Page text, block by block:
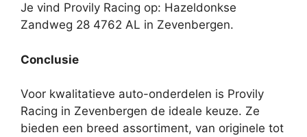
Je vind Provily Racing op: Hazeldonkse
Zandweg 28 4762 AL in Zevenbergen.
Conclusie
Voor kwalitatieve auto-onderdelen is Provily
Racing in Zevenbergen de ideale keuze. Ze
bieden een breed assortiment, van originele tot